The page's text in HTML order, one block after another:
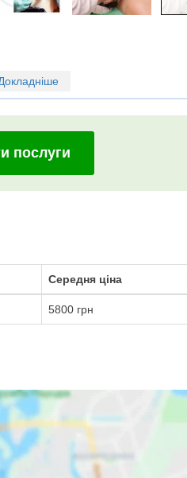
послуги
Середня ціна
5800 грн